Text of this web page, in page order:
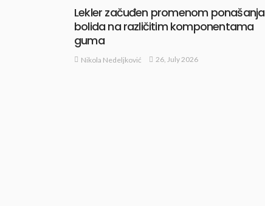
Lekler začuđen promenom ponašanja
bolida na različitim komponentama
guma
Nikola Nedeljković 26, July 2026